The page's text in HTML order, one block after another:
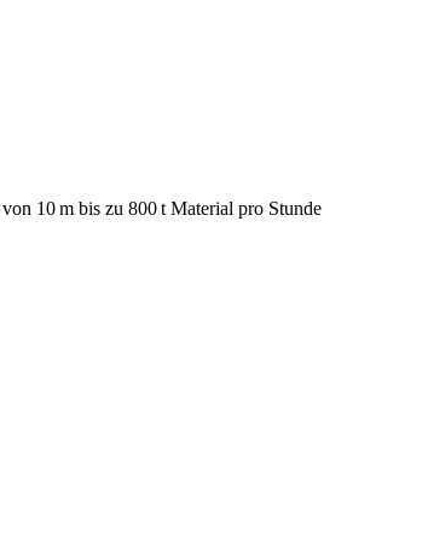
10 m bis zu 800 t Material pro Stunde